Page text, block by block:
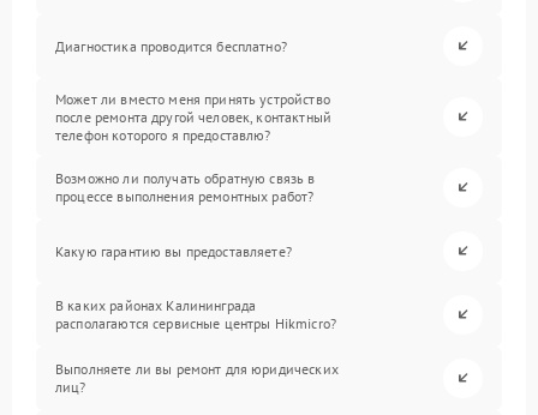
Диагностика проводится бесплатно?
Может ли вместо меня принять устройство
после ремонта другой человек, контактный
телефон которого я предоставлю?
Возможно ли получать обратную связь в
процессе выполнения ремонтных работ?
Какую гарантию вы предоставляете?
В каких районах Калининграда
располагаются сервисные центры Hikmicro?
Выполняете ли вы ремонт для юридических
лиц?